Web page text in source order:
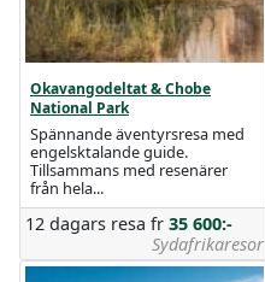
Okavangodeltat & Chobe
National Park
Spännande äventyrsresa med
engelsktalande guide.
Tillsammans med resenärer
från hela...
12 dagars resa fr 35 600:-
Sydafrikaresor